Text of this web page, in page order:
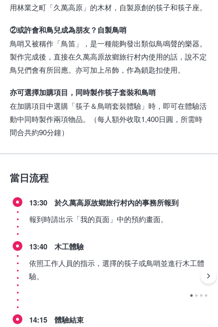
用林業之町「久萬高原」的木材，自製原創的筷子和筷子座。
②或許會和鳥兒成為朋友？自製鳥哨
鳥哨又被稱作「鳥笛」，是一種能夠發出類似鳥鳴聲的樂器。
製作完成後，直接在久萬高原故鄉旅行村內使用的話，說不定
鳥兒們會有所回應。亦可加上吊飾，作為鎖匙扣使用。
亦可選擇加購項目，同時製作筷子套裝和鳥哨
在加購項目中選購「筷子＆鳥哨套裝體驗」時，即可在體驗活
動中同時製作兩項物品。（每人額外收取1,400日圓，所需時
間合共約90分鐘）
當日流程
13:30 於久萬高原故鄉旅行村內的事務所報到
報到時請出示「我的頁面」中的預約畫面。
13:40 木工體驗
依照工作人員的指示，選擇的筷子或鳥哨並進行木工體
驗。
14:15 體驗結束